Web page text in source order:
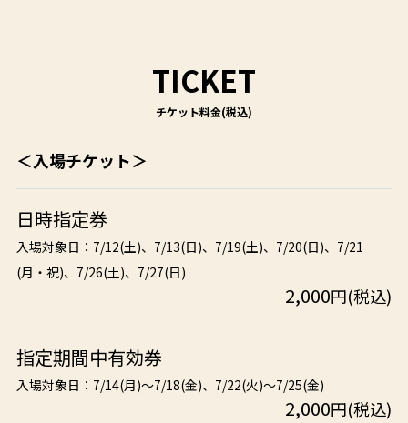
TICKET
＜入場チケット＞
日時指定券
入場対象日：7/12(土)、7/13(日)、7/19(土)、7/20(日)、7/21
(月・祝)、7/26(土)、7/27(日)
2,000円(税込)
指定期間中有効券
入場対象日：7/14(月)～7/18(金)、7/22(火)～7/25(金)
2,000円(税込)